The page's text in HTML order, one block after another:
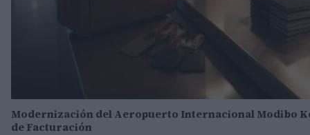
Modernización del Aeropuerto Internacional Modibo
de Facturación